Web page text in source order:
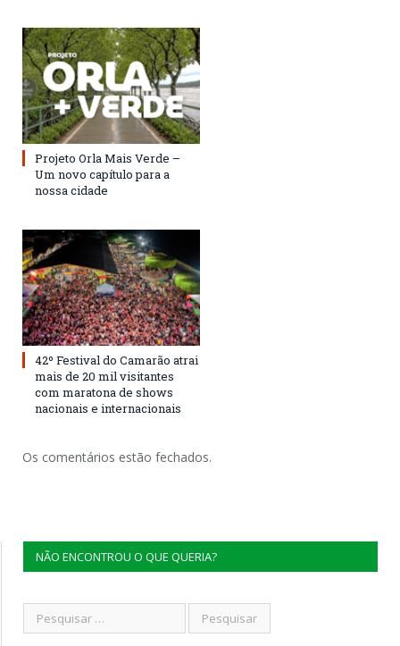
Projeto Orla Mais Verde –
Um novo capítulo para a
nossa cidade
42º Festival do Camarão atrai
mais de 20 mil visitantes
com maratona de shows
nacionais e internacionais
Os comentários estão fechados.
NÃO ENCONTROU O QUE QUERIA?